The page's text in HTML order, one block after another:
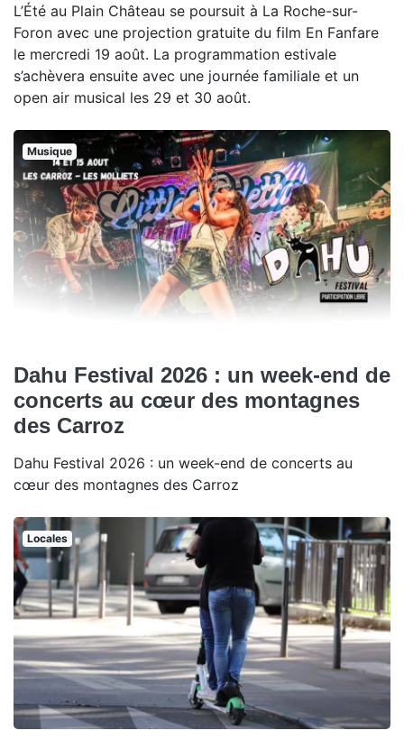
L’Été au Plain Château se poursuit à La Roche-sur-
Foron avec une projection gratuite du film En Fanfare
le mercredi 19 août. La programmation estivale
s’achèvera ensuite avec une journée familiale et un
open air musical les 29 et 30 août.
Musique
Dahu Festival 2026 : un week-end de
concerts au cœur des montagnes
des Carroz
Dahu Festival 2026 : un week-end de concerts au
cœur des montagnes des Carroz
Locales